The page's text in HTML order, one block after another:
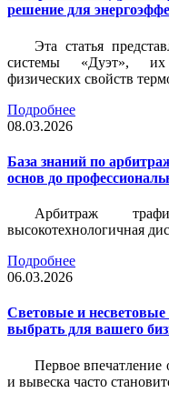
решение для
Эта статья
системы «Дуэт», их
физических свойств
Подробнее
08.03.2026
База знаний по
основ до
Арбитраж
высокотехнологичная
Подробнее
06.03.2026
Световые и
выбрать для вашего
Первое впечатление
и вывеска часто